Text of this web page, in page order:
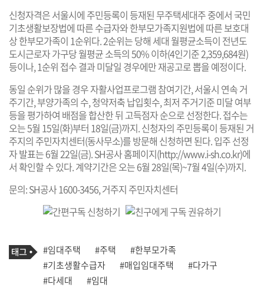
신청자격은 서울시에 주민등록이 등재된 무주택세대주 중에서 국민
기초생활보장법에 따른 수급자와 한부모가족지원법에 따른 보호대
상 한부모가족이 1순위다. 2순위는 당해 세대 월평균소득이 전년도
도시근로자 가구당 월평균 소득의 50% 이하(4인기준 2,359,684원)
등이나, 1순위 접수 결과 미달일 경우에만 재공고로 뽑을 예정이다.
동일 순위가 많을 경우 자활사업프로그램 참여기간, 서울시 연속 거
주기간, 부양가족의 수, 청약저축 납입횟수, 최저 주거기준 미달 여부
등을 평가하여 배점을 합산한 뒤 고득점자 순으로 선정한다. 접수는
오는 5월 15일(화)부터 18일(금)까지. 신청자의 주민등록이 등재된 거
주지의 주민자치센터(동사무소)를 방문해 신청하면 된다. 입주 선정
자 발표는 6월 22일(금). SH공사 홈페이지(http://www.i-sh.co.kr)에
서 확인할 수 있다. 계약기간은 오는 6월 28일(목)~7월 4일(수)까지.
문의: SH공사 1600-3456, 거주지 주민자치센터
기
사
관
련
태
태
그
#임대주택 #주택
#한부모가족
#기초생활수급자
#매입임대주택
#다가구
#다세대
#임대